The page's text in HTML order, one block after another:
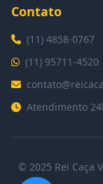
Contato
(11) 4858-0767
(11) 95711-4520
Atendimento
© 2025 Rei Caça